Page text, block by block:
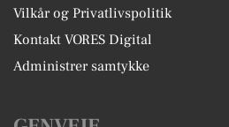
Vilkår og Privatlivspolitik
Kontakt VORES Digital
Administrer samtykke